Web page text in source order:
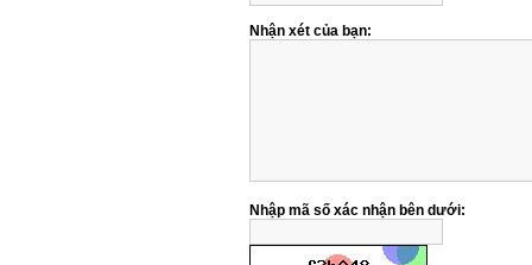
Nhận xét của bạn:
Nhập mã số xác nhận bên dưới: